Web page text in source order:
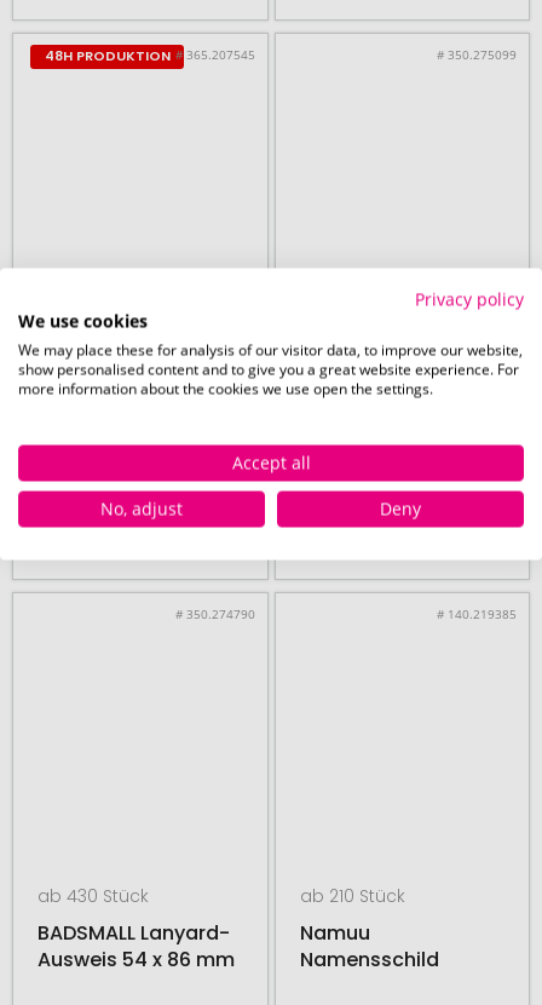
48H PRODUKTION # 365.207545
ab 1000 Stück
Reisepasshülle
14. August
# 350.275099
BADLARGE Lanyard-
Ausweis 120 x 80 mm
14. August
# 350.274790
ab 430 Stück
BADSMALL Lanyard-
Ausweis 54 x 86 mm
# 140.219385
ab 210 Stück
Namuu
Namensschild
Privacy policy
We use cookies
We may place these for analysis of our visitor data, to improve our website,
show personalised content and to give you a great website experience. For
more information about the cookies we use open the settings.
Accept all
No, adjust
Deny